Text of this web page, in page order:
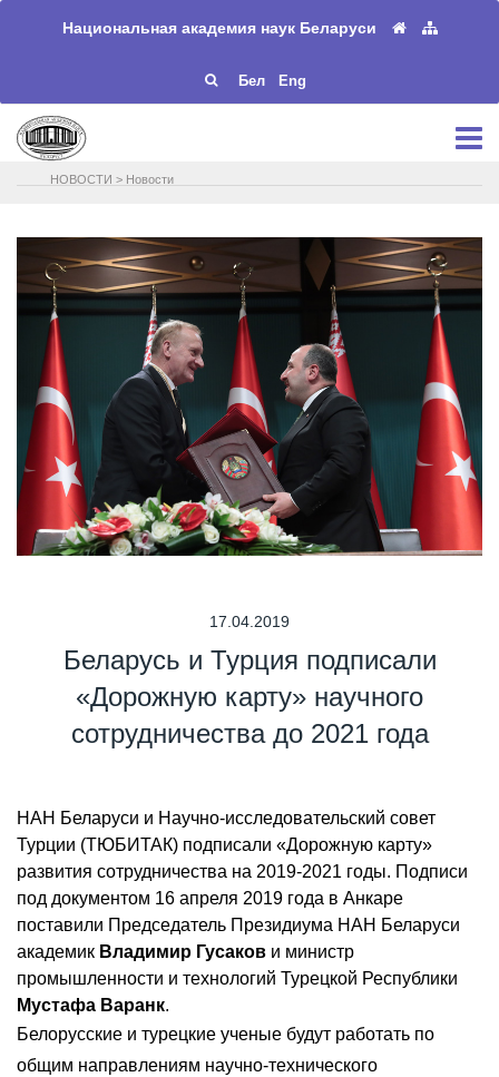
Национальная академия наук Беларуси
Бел Eng
НОВОСТИ > Новости
17.04.2019
Беларусь и Турция подписали
«Дорожную карту» научного
сотрудничества до 2021 года
НАН Беларуси и Научно-исследовательский совет
Турции (ТЮБИТАК) подписали «Дорожную карту»
развития сотрудничества на 2019-2021 годы. Подписи
под документом 16 апреля 2019 года в Анкаре
поставили Председатель Президиума НАН Беларуси
академик Владимир Гусаков и министр
промышленности и технологий Турецкой Республики
Мустафа Варанк.
Белорусские и турецкие ученые будут работать по
общим направлениям научно-технического